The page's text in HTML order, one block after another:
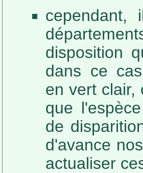
cependant,
disposition
dans ce
en vert clair,
que
de
d'avance
actualiser